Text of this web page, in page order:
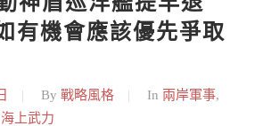
有機會應該優先爭取
By 戰略風格 In 兩岸軍事,
海上武力